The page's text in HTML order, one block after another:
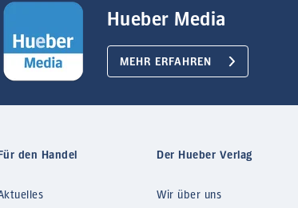
Hueber Media
MEHR ERFAHREN
Für den Handel Der Hueber Verlag
Wir über uns